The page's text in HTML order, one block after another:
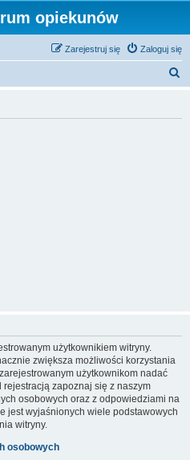
opiekunów
Zaloguj się
Zarejestruj się
użytkownikiem witryny.
zwiększa możliwości korzystania
użytkownikom nadać
zapoznaj się z naszym
osobowych oraz z odpowiedziami na
jest wyjaśnionych wiele podstawowych
witryny.
osobowych